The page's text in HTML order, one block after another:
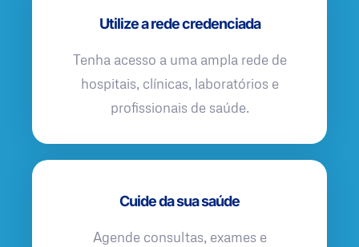
Utilize a rede credenciada
Tenha acesso a uma ampla rede de
hospitais, clínicas, laboratórios e
profissionais de saúde.
Cuide da sua saúde
Agende consultas, exames e